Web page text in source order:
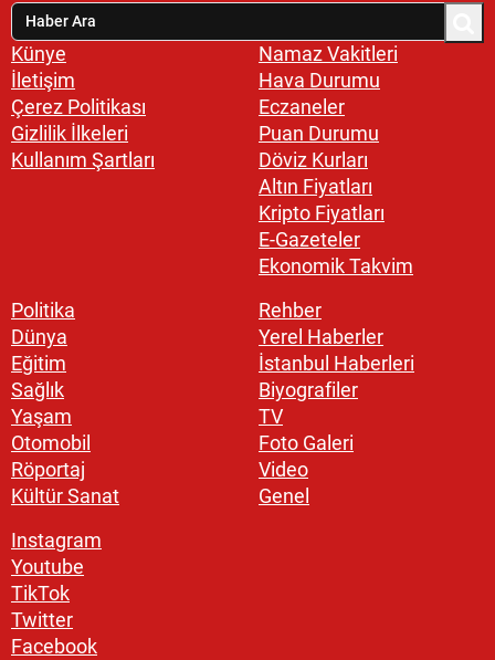
Künye
İletişim
Çerez Politikası
Gizlilik İlkeleri
Kullanım Şartları
Namaz Vakitleri
Hava Durumu
Eczaneler
Puan Durumu
Döviz Kurları
Altın Fiyatları
Kripto Fiyatları
E-Gazeteler
Ekonomik Takvim
Politika
Dünya
Eğitim
Sağlık
Yaşam
Otomobil
Röportaj
Kültür Sanat
Rehber
Yerel Haberler
İstanbul Haberleri
Biyografiler
TV
Foto Galeri
Video
Genel
Instagram
Youtube
TikTok
Twitter
Facebook